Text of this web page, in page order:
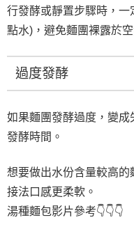
行發酵或靜置步驟時，
點水)，避免麵團裸露於空
過度發酵
如果麵團發酵過度，變
發酵時間。
想要做出水份含量較高
接法口感更柔軟。
湯種麵包影片參考👇👇👇